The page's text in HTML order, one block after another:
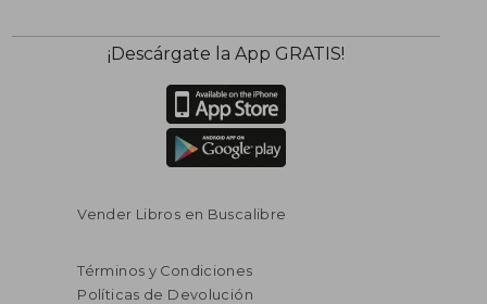
¡Descárgate la App GRATIS!
Vender Libros en Buscalibre
Términos y Condiciones
Políticas de Devolución